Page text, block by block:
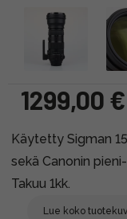
1299,00 €
Käytetty Sigman
sekä Canonin
Takuu 1kk.
Lue koko